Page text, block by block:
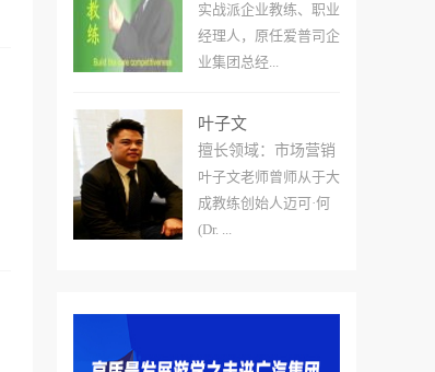
实战派企业教练、职业
经理人，原任爱普司企
业集团总经...
叶子文
擅长领域：市场营销
叶子文老师曾师从于大
成教练创始人迈可·何
(Dr. ...